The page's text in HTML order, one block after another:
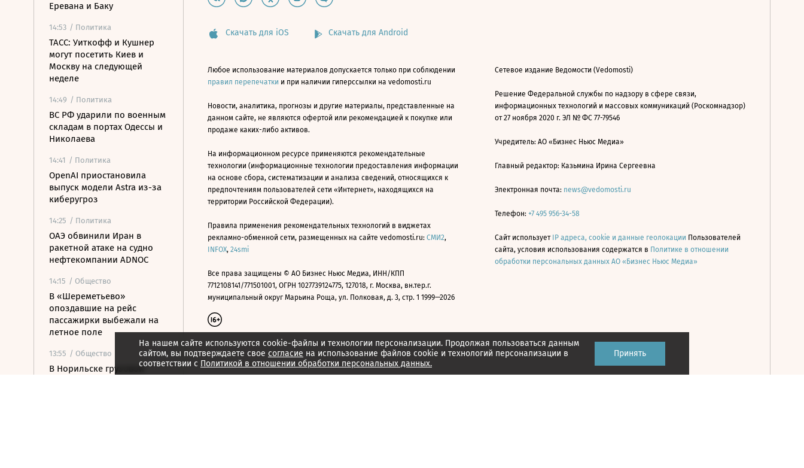
Еревана и Баку
14:53 / Политика
ТАСС: Уиткофф и Кушнер
могут посетить Киев и
Москву на следующей
неделе
14:49 / Политика
ВС РФ ударили по военным
складам в портах Одессы и
Николаева
14:41 / Политика
OpenAI приостановила
выпуск модели Astra из-за
киберугроз
14:25 / Политика
ОАЭ обвинили Иран в
ракетной атаке на судно
нефтекомпании ADNOC
14:15 / Общество
В «Шереметьево»
опоздавшие на рейс
пассажирки выбежали на
летное поле
13:55 / Общество
В Норильске грузовой
На нашем сайте используются cookie-файлы и технологии персонализации. Продолжая пользоваться данным
сайтом, вы подтверждаете свое согласие на использование файлов cookie и технологий персонализации в
соответствии с Политикой в отношении обработки персональных данных.
Принять
Скачать для iOS Скачать для Android
Любое использование материалов допускается только при соблюдении
правил перепечатки и при наличии гиперссылки на vedomosti.ru
Новости, аналитика, прогнозы и другие материалы, представленные на
данном сайте, не являются офертой или рекомендацией к покупке или
продаже каких-либо активов.
На информационном ресурсе применяются рекомендательные
технологии (информационные технологии предоставления информации
на основе сбора, систематизации и анализа сведений, относящихся к
предпочтениям пользователей сети «Интернет», находящихся на
территории Российской Федерации).
Правила применения рекомендательных технологий в виджетах
рекламно-обменной сети, размещенных на сайте vedomosti.ru: СМИ2,
INFOX, 24smi
Все права защищены © АО Бизнес Ньюс Медиа, ИНН/КПП
7712108141/771501001, ОГРН 1027739124775, 127018, г. Москва, вн.тер.г.
муниципальный округ Марьина Роща, ул. Полковая, д. 3, стр. 1 1999—2026
Сетевое издание Ведомости (Vedomosti)
Решение Федеральной службы по надзору в сфере связи,
информационных технологий и массовых коммуникаций (Роскомнадзор)
от 27 ноября 2020 г. ЭЛ № ФС 77-79546
Учредитель: АО «Бизнес Ньюс Медиа»
Главный редактор: Казьмина Ирина Сергеевна
Электронная почта: news@vedomosti.ru
Телефон: +7 495 956-34-58
Сайт использует IP адреса, cookie и данные геолокации Пользователей
сайта, условия использования содержатся в Политике в отношении
обработки персональных данных АО «Бизнес Ньюс Медиа»